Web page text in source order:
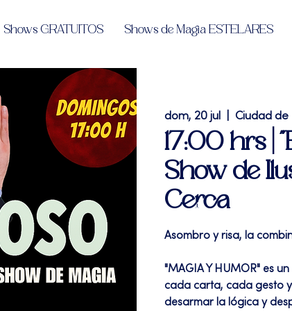
Shows GRATUITOS Shows de Magia ESTELARES
dom, 20 jul Ciudad de
17:00 hrs |
Show de
Cerca
Asombro y risa, la
"MAGIA Y HUMOR" es
cada carta, cada gesto
desarmar la lógica y